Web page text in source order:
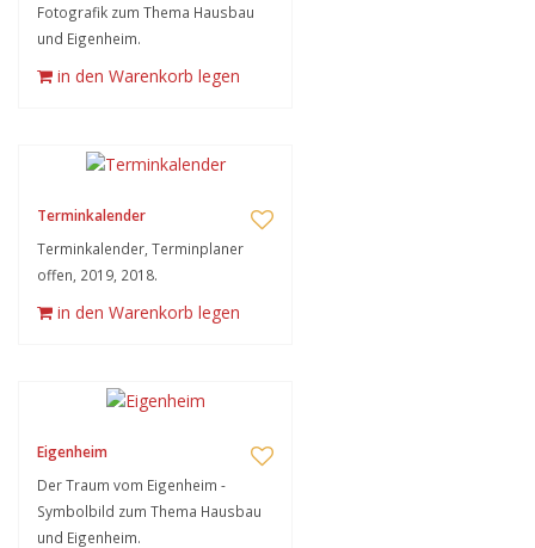
Fotografik zum Thema Hausbau
und Eigenheim.
in den Warenkorb legen
Terminkalender
Terminkalender, Terminplaner
offen, 2019, 2018.
in den Warenkorb legen
Eigenheim
Der Traum vom Eigenheim -
Symbolbild zum Thema Hausbau
und Eigenheim.